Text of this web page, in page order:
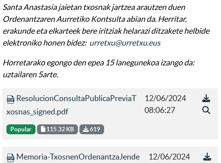
Santa Anastasia jaietan txosnak jartzea arautzen duen
Ordenantzaren Aurretiko Kontsulta abian da. Herritar,
erakunde eta elkarteek bere iritziak helarazi ditzakete helbide
elektroniko honen bidez: urretxu@urretxu.eus
Horretarako egongo den epea 15 lanegunekoa izango da:
uztailaren 5arte.
ResolucionConsultaPublicaPreviaT
xosnas_signed.pdf
Popular 115.32 KB 619
12/06/2024
08:06:27
Memoria-TxosnenOrdenantzaJende
12/06/2024